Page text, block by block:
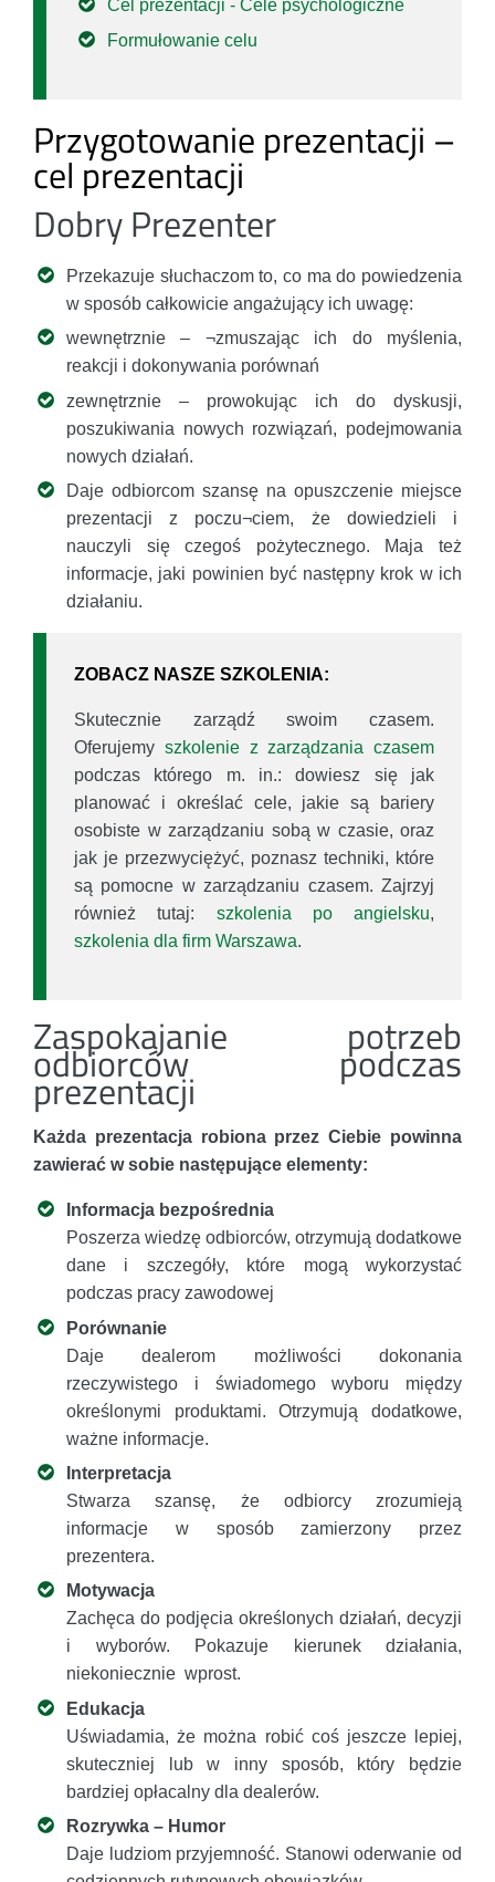
Cel prezentacji - Cele psychologiczne
Formułowanie celu
Przygotowanie prezentacji –
cel prezentacji
Dobry Prezenter
Przekazuje słuchaczom to, co ma do powiedzenia
w sposób całkowicie angażujący ich uwagę:
wewnętrznie – ¬zmuszając ich do myślenia,
reakcji i dokonywania porównań
zewnętrznie – prowokując ich do dyskusji,
poszukiwania nowych rozwiązań, podejmowania
nowych działań.
Daje odbiorcom szansę na opuszczenie miejsce
prezentacji z poczu¬ciem, że dowiedzieli i
nauczyli się czegoś pożytecznego. Maja też
informacje, jaki powinien być następny krok w ich
działaniu.
ZOBACZ NASZE SZKOLENIA:
Skutecznie zarządź swoim czasem.
Oferujemy szkolenie z zarządzania czasem
podczas którego m. in.: dowiesz się jak
planować i określać cele, jakie są bariery
osobiste w zarządzaniu sobą w czasie, oraz
jak je przezwyciężyć, poznasz techniki, które
są pomocne w zarządzaniu czasem. Zajrzyj
również tutaj: szkolenia po angielsku,
szkolenia dla firm Warszawa.
Zaspokajanie potrzeb
odbiorców podczas
prezentacji
Każda prezentacja robiona przez Ciebie powinna
zawierać w sobie następujące elementy:
Informacja bezpośrednia
Poszerza wiedzę odbiorców, otrzymują dodatkowe
dane i szczegóły, które mogą wykorzystać
podczas pracy zawodowej
Porównanie
Daje dealerom możliwości dokonania
rzeczywistego i świadomego wyboru między
określonymi produktami. Otrzymują dodatkowe,
ważne informacje.
Interpretacja
Stwarza szansę, że odbiorcy zrozumieją
informacje w sposób zamierzony przez
prezentera.
Motywacja
Zachęca do podjęcia określonych działań, decyzji
i wyborów. Pokazuje kierunek działania,
niekoniecznie wprost.
Edukacja
Uświadamia, że można robić coś jeszcze lepiej,
skuteczniej lub w inny sposób, który będzie
bardziej opłacalny dla dealerów.
Rozrywka – Humor
Daje ludziom przyjemność. Stanowi oderwanie od